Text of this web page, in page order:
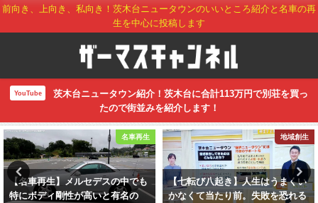
前向き、上向き、私向き！茨木台ニュータウンのいいところ紹介と名車の再
生を中心に投稿します
YouTube
茨木台ニュータウン紹介！茨木台に合計113万円で別荘を買っ
たので街並みを紹介します！
名車再生
【名車再生】メルセデスの中でも
特にボディ剛性が高いと有名の
地域創生
【七転び八起き】人生はうまくい
かなくて当たり前。失敗を恐れる